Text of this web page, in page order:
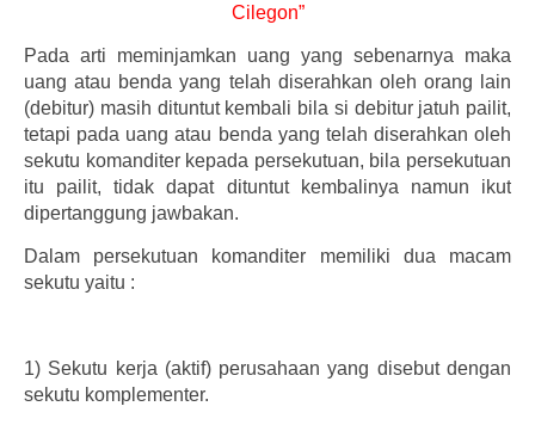
Cilegon”
Pada arti meminjamkan uang yang sebenarnya maka
uang atau benda yang telah diserahkan oleh orang lain
(debitur) masih dituntut kembali bila si debitur jatuh pailit,
tetapi pada uang atau benda yang telah diserahkan oleh
sekutu komanditer kepada persekutuan, bila persekutuan
itu pailit, tidak dapat dituntut kembalinya namun ikut
dipertanggung jawbakan.
Dalam persekutuan komanditer memiliki dua macam
sekutu yaitu :
1) Sekutu kerja (aktif) perusahaan yang disebut dengan
sekutu komplementer.